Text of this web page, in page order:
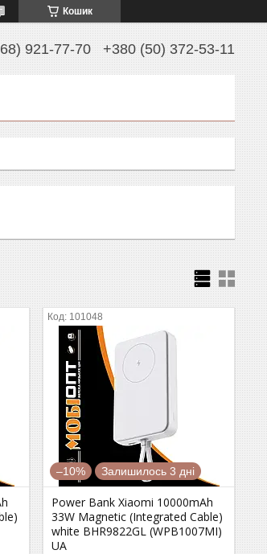
Кошик
921-77-70 +380 (50) 372-53-11
101048
–10% Залишилось 3 дні
Power Bank Xiaomi 10000mAh
33W Magnetic (Integrated Cable)
white BHR9822GL (WPB1007MI)
UA